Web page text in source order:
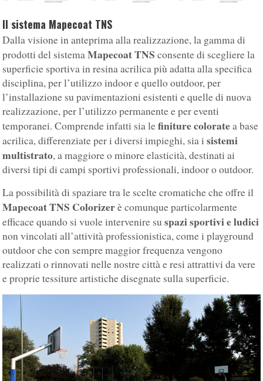
Il sistema Mapecoat TNS
Dalla visione in anteprima alla realizzazione, la gamma di
prodotti del sistemaMapecoat TNS consente di scegliere la
superficie sportiva in resina acrilica più adatta alla specifica
disciplina, per l’utilizzo indoor e quello outdoor, per
l’installazione su pavimentazioni esistenti e quelle di nuova
realizzazione, per l’utilizzo permanente e per eventi
temporanei. Comprende infatti sia lefiniture coloratea base
acrilica, differenziate per i diversi impieghi, sia isistemi
multistrato, a maggiore o minore elasticità, destinati ai
diversi tipi di campi sportivi professionali, indoor o outdoor.
La possibilità di spaziare tra le scelte cromatiche che offre il
Mapecoat TNS Colorizerè comunque particolarmente
efficace quando si vuole intervenire suspazi sportivi e ludici
non vincolati all’attività professionistica, come i playground
outdoor che con sempre maggior frequenza vengono
realizzati o rinnovati nelle nostre città e resi attrattivi da vere
e proprie tessiture artistiche disegnate sulla superficie.